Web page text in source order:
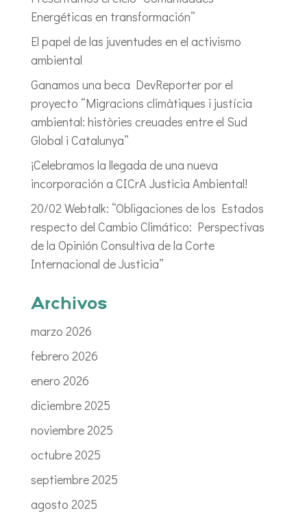
Energéticas en transformación”
El papel de las juventudes en el activismo
ambiental
Ganamos una beca DevReporter por el
proyecto “Migracions climàtiques i justícia
ambiental: històries creuades entre el Sud
Global i Catalunya”
¡Celebramos la llegada de una nueva
incorporación a CICrA Justicia Ambiental!
20/02 Webtalk: “Obligaciones de los Estados
respecto del Cambio Climático: Perspectivas
de la Opinión Consultiva de la Corte
Internacional de Justicia”
Archivos
marzo 2026
febrero 2026
enero 2026
diciembre 2025
noviembre 2025
octubre 2025
septiembre 2025
agosto 2025